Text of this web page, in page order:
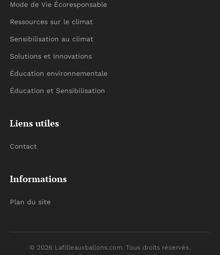
Mode de Vie Écoresponsable
Ressources sur le climat
Sensibilisation au climat
Solutions et Innovations
Éducation environnementale
Éducation et Sensibilisation
Liens utiles
Contact
Informations
Plan du site
© 2026 Lafilleauxballons.com. Tous droits réservés.